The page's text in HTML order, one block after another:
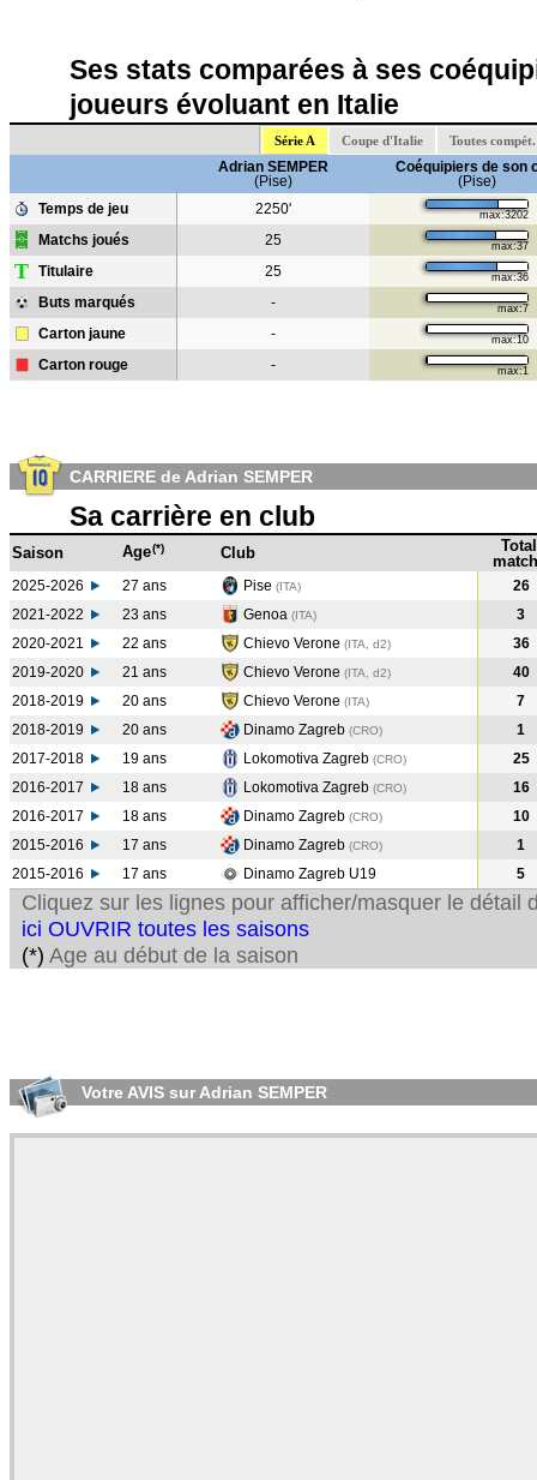
Ses stats comparées à ses
joueurs évoluant en Italie
Série A Coupe d'Italie Toutes compét.
Adrian SEMPER
(Pise)
Coéquipiers de son
(Pise)
Temps de jeu
2250' max:3202
Matchs joués 25 max:37
T Titulaire 25 max:36
Buts marqués - max:7
Carton jaune - max:10
Carton rouge - max:1
CARRIERE de Adrian SEMPER
Sa carrière en club
Saison Age(*) Club
Total
2025-2026 27 ans Pise (ITA)
26
2021-2022
23 ans Genoa (ITA)
3
2020-2021
22 ans Chievo Verone (ITA, d2)
36
2019-2020
21 ans Chievo Verone (ITA, d2)
40
2018-2019
20 ans Chievo Verone (ITA)
7
2018-2019
20 ans Dinamo Zagreb (CRO)
1
2017-2018
19 ans Lokomotiva Zagreb (CRO)
25
2016-2017
18 ans Lokomotiva Zagreb (CRO)
16
2016-2017
18 ans Dinamo Zagreb (CRO)
10
2015-2016
17 ans Dinamo Zagreb (CRO)
1
2015-2016
17 ans Dinamo Zagreb U19 5
Cliquez sur les lignes pour afficher/masquer le détail
ici OUVRIR toutes les saisons
(*) Age au début de la saison
Votre AVIS sur Adrian SEMPER